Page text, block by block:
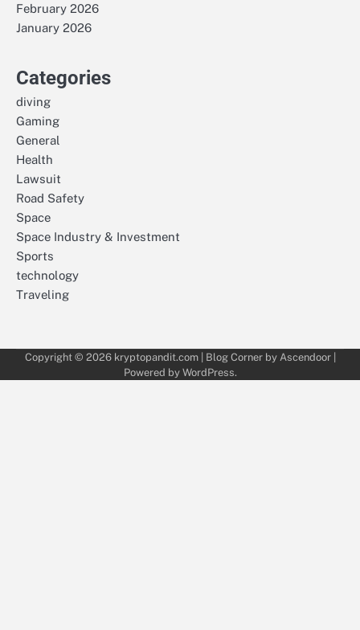
February 2026
January 2026
Categories
diving
Gaming
General
Health
Lawsuit
Road Safety
Space
Space Industry & Investment
Sports
technology
Traveling
Copyright © 2026 kryptopandit.com| Blog Corner by Ascendoor|
Powered by WordPress.